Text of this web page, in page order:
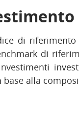
di
di
alla